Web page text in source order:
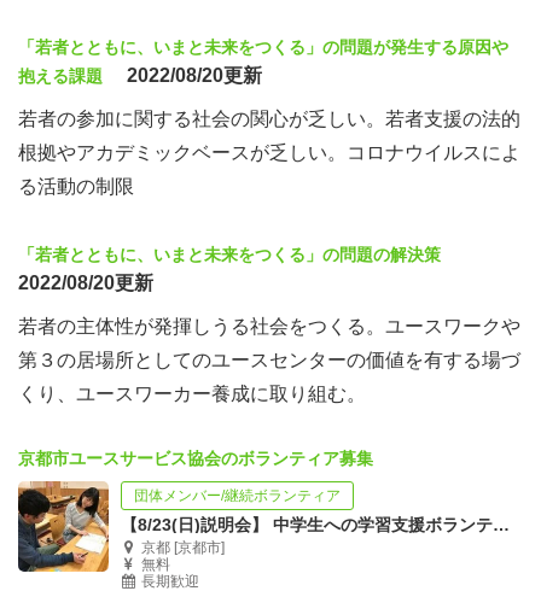
「若者とともに、いまと未来をつくる」の問題が発生する原因や
抱える課題
2022/08/20更新
若者の参加に関する社会の関心が乏しい。若者支援の法的
根拠やアカデミックベースが乏しい。コロナウイルスによ
る活動の制限
「若者とともに、いまと未来をつくる」の問題の解決策
2022/08/20更新
若者の主体性が発揮しうる社会をつくる。ユースワークや
第３の居場所としてのユースセンターの価値を有する場づ
くり、ユースワーカー養成に取り組む。
京都市ユースサービス協会のボランティア募集
団体メンバー/継続ボランティア
【8/23(日)説明会】 中学生への学習支援ボランティア説明会【別日個別説明可】
京都 [京都市]
無料
長期歓迎